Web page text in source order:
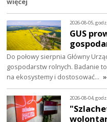
2026-08-05,
GUS
Do połowy sierpnia Główny
gospodarstw rolnych. Badanie
na ekosystemy i dostosować…
2026-08-04,